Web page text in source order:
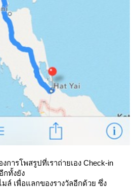
ารโพสรูปที่เราถ่ายเอง Check-in
กทั้งยัง
ล์ เพื่อแลกของรางวัลอีกด้วย ซึ่ง